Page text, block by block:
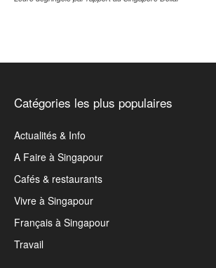
Catégories les plus populaires
Actualités & Info
A Faire à Singapour
Cafés & restaurants
Vivre à Singapour
Français à Singapour
Travail